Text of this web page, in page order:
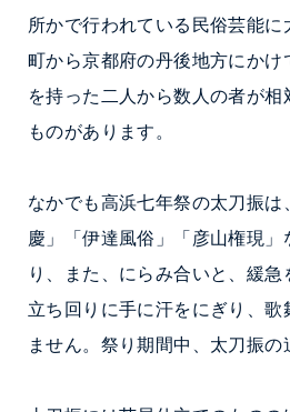
所かで行われている民俗芸能に
町から京都府の丹後地方にか
を持った二人から数人の者が
ものがあります。
なかでも高浜七年祭の太刀振
慶」「伊達風俗」「彦山権現
り、また、にらみ合いと、緩
立ち回りに手に汗をにぎり、
ません。祭り期間中、太刀振の